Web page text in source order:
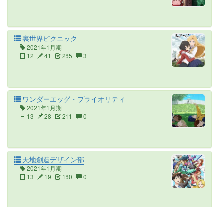
裏世界ピクニック
2021年1月期
12
41 265 3
ワンダーエッグ・プライオリティ
2021年1月期
13
28 211 0
天地創造デザイン部
2021年1月期
13
19 160 0